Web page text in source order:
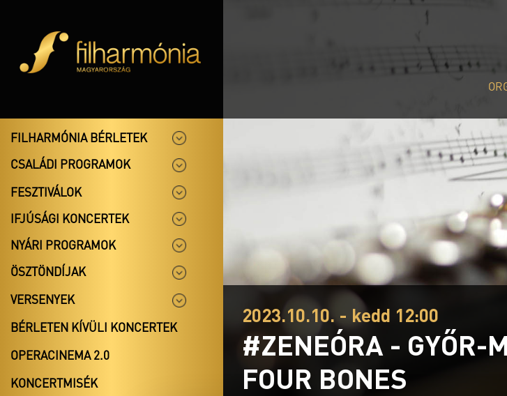
FILHARMÓNIA BÉRLETEK
CSALÁDI PROGRAMOK
FESZTIVÁLOK
IFJÚSÁGI KONCERTEK
NYÁRI PROGRAMOK
ÖSZTÖNDÍJAK
VERSENYEK
BÉRLETEN KÍVÜLI KONCERTEK
OPERACINEMA 2.0
KONCERTMISÉK
2023.10.10. - kedd 12:00
#ZENEÓRA - GYŐR-
FOUR BONES